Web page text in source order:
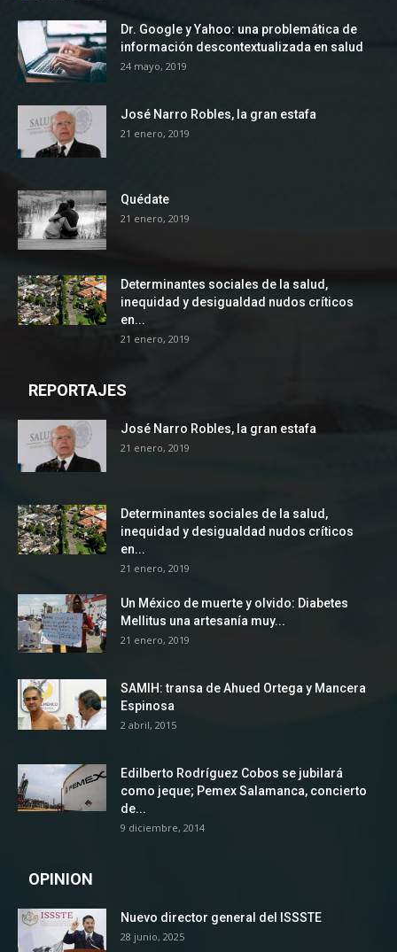
Dr. Google y Yahoo: una problemática de
información descontextualizada en salud
24 mayo, 2019
José Narro Robles, la gran estafa
21 enero, 2019
Quédate
21 enero, 2019
Determinantes sociales de la salud,
inequidad y desigualdad nudos críticos
en...
21 enero, 2019
REPORTAJES
José Narro Robles, la gran estafa
21 enero, 2019
Determinantes sociales de la salud,
inequidad y desigualdad nudos críticos
en...
21 enero, 2019
Un México de muerte y olvido: Diabetes
Mellitus una artesanía muy...
21 enero, 2019
SAMIH: transa de Ahued Ortega y Mancera
Espinosa
2 abril, 2015
Edilberto Rodríguez Cobos se jubilará
como jeque; Pemex Salamanca, concierto
de...
9 diciembre, 2014
OPINION
Nuevo director general del ISSSTE
28 junio, 2025